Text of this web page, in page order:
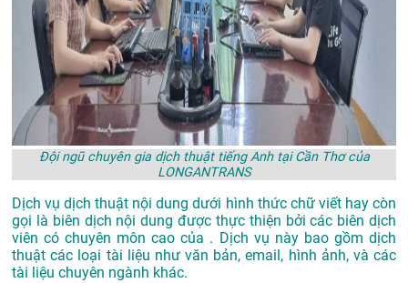
Đội ngũ chuyên gia dịch thuật tiếng Anh tại Cần Thơ của
LONGANTRANS
Dịch vụ dịch thuật nội dung dưới hình thức chữ viết hay còn
gọi là biên dịch nội dung được thực thiện bởi các biên dịch
viên có chuyên môn cao của . Dịch vụ này bao gồm dịch
thuật các loại tài liệu như văn bản, email, hình ảnh, và các
tài liệu chuyên ngành khác.